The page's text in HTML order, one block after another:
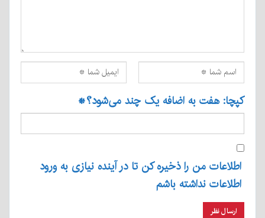
کپچا: هفت به اضافه یک چند می‌شود؟*
اطلاعات من را ذخیره کن تا در آینده نیازی به ورود
اطلاعات نداشته باشم